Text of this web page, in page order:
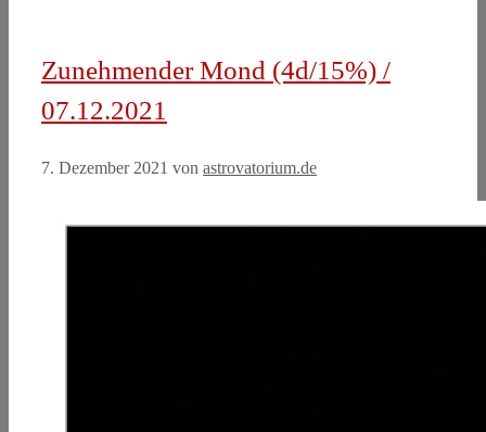
Zunehmender Mond (4d/15%) /
07.12.2021
7. Dezember 2021 von astrovatorium.de